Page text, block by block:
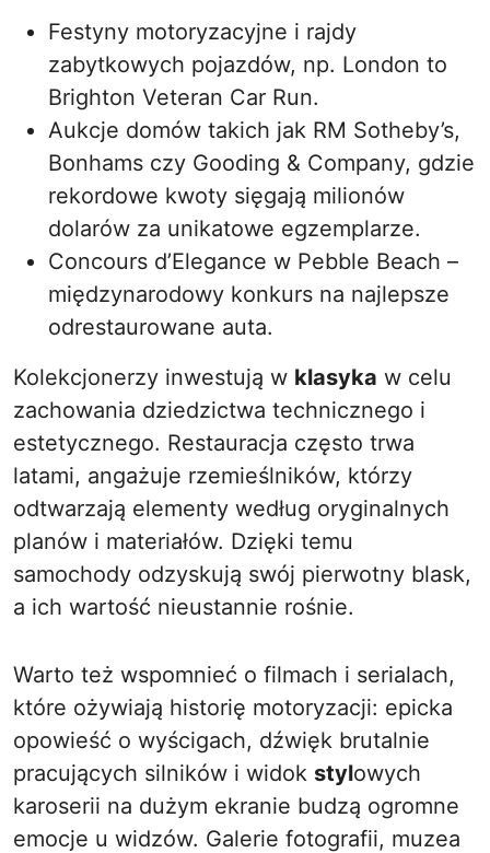
Festyny motoryzacyjne i rajdy
zabytkowych pojazdów, np. London to
Brighton Veteran Car Run.
Aukcje domów takich jak RM Sotheby’s,
Bonhams czy Gooding & Company, gdzie
rekordowe kwoty sięgają milionów
dolarów za unikatowe egzemplarze.
Concours d’Elegance w Pebble Beach –
międzynarodowy konkurs na najlepsze
odrestaurowane auta.
Kolekcjonerzy inwestują w klasyka w celu
zachowania dziedzictwa technicznego i
estetycznego. Restauracja często trwa
latami, angażuje rzemieślników, którzy
odtwarzają elementy według oryginalnych
planów i materiałów. Dzięki temu
samochody odzyskują swój pierwotny blask,
a ich wartość nieustannie rośnie.
Warto też wspomnieć o filmach i serialach,
które ożywiają historię motoryzacji: epicka
opowieść o wyścigach, dźwięk brutalnie
pracujących silników i widok stylowych
karoserii na dużym ekranie budzą ogromne
emocje u widzów. Galerie fotografii, muzea